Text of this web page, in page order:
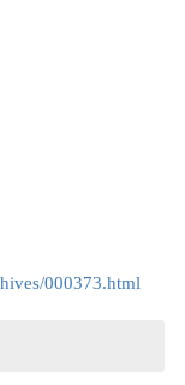
000373.html